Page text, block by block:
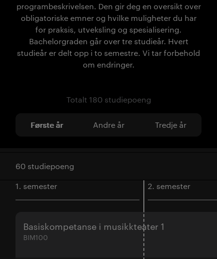
programbeskrivelsen. Den gir deg en oversikt over
obligatoriske emner og hvilke muligheter du har
for praksis, utveksling og spesialisering.
Bachelorgraden går over tre studieår. Hvert
studieår er delt opp i to semestre. Vi tar forbehold
om endringer.
Første år Andre år Tredje år
Totalt 180 studiepoeng
60 studiepoeng
1. semester
2. semester
Basiskompetanse i musikkteater 1
BIM100